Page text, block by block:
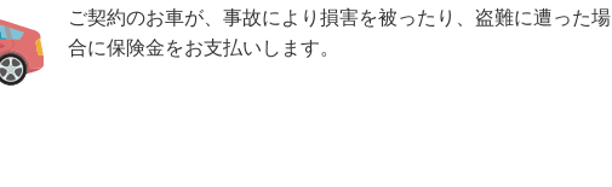
ご契約のお車が、事故により損害を被ったり、盗難に遭った場
合に保険金をお支払いします。